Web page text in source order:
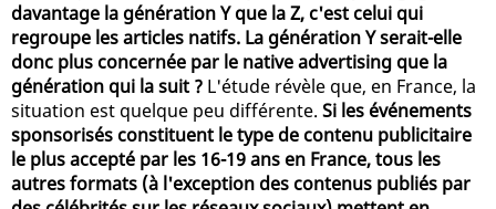
davantage la génération Y que la Z, c'est celui qui
regroupe les articles natifs. La génération Y serait-elle
donc plus concernée par le native advertising que la
génération qui la suit ? L'étude révèle que, en France, la
situation est quelque peu différente. Si les événements
sponsorisés constituent le type de contenu publicitaire
le plus accepté par les 16-19 ans en France, tous les
autres formats (à l'exception des contenus publiés par